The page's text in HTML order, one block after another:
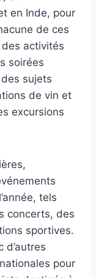
en Inde, pour
de ces
activités
soirées
sujets
de vin et
excursions
tels
concerts, des
sportives.
d’autres
pour